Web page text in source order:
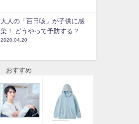
大人の「百日咳」が子供に感
染！ どうやって予防する？
2020.04.20
おすすめ